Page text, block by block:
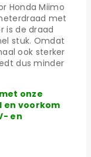
Honda Miimo
met
is de draad
stuk. Omdat
ook sterker
dus minder
onze
voorkom
en